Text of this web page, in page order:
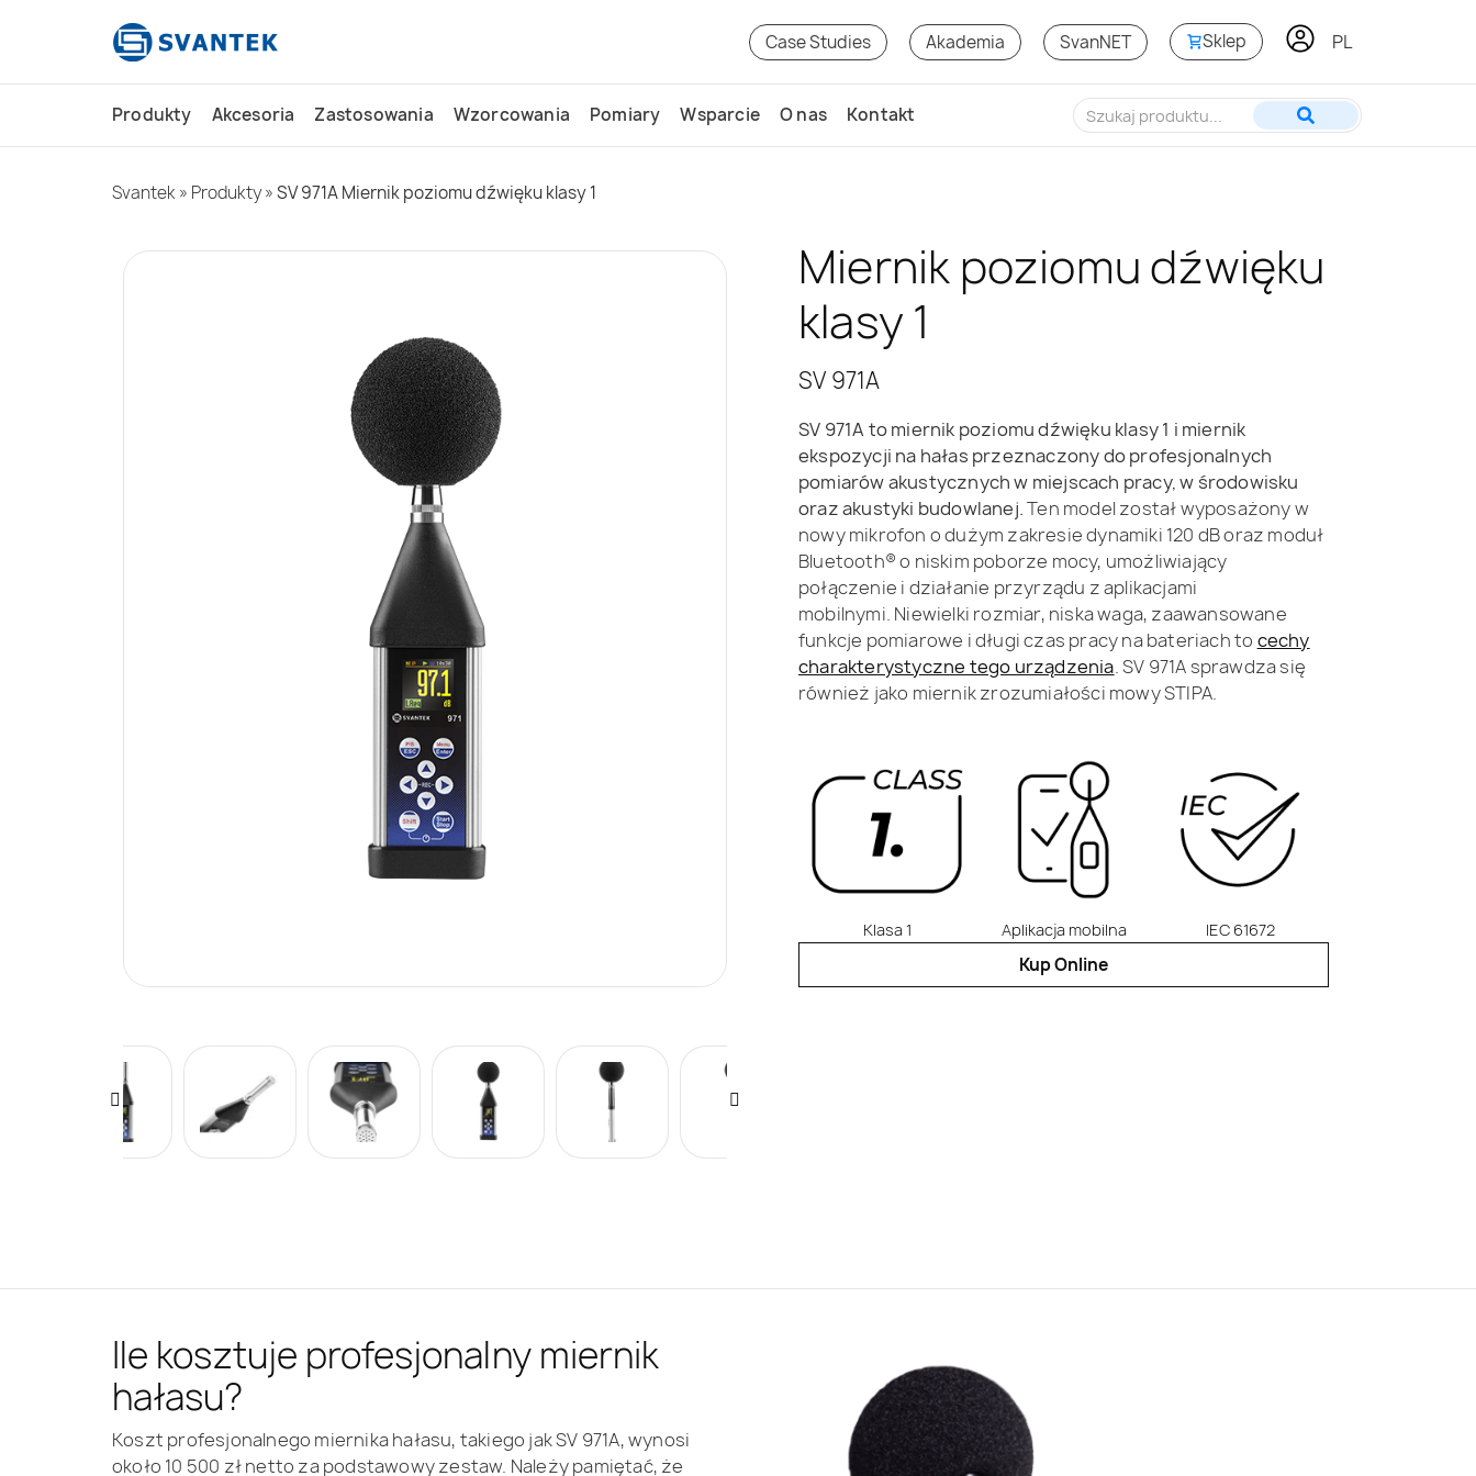
Case Studies Akademia SvanNET Sklep PL
KO
Produkty Akcesoria Zastosowania Wzorcowania Pomiary Wsparcie O nas Kontakt
Svantek» Produkty»SV 971A Miernik poziomu dźwięku klasy 1
Miernik poziomu dźwięku
klasy 1
SV 971A
SV 971A to miernik poziomu dźwięku klasy 1 i miernik
ekspozycji na hałas przeznaczony do profesjonalnych
pomiarów akustycznych w miejscach pracy, w środowisku
oraz akustyki budowlanej.Ten model został wyposażony w
nowy mikrofon o dużym zakresie dynamiki 120 dB oraz moduł
Bluetooth® o niskim poborze mocy, umożliwiający
połączenie i działanie przyrządu z aplikacjami
mobilnymi. Niewielki rozmiar, niska waga, zaawansowane
funkcje pomiarowe i długi czas pracy na bateriach to cechy
charakterystyczne tego urządzenia. SV 971A sprawdza się
również jako miernik zrozumiałości mowy STIPA.
Klasa 1 Aplikacja mobilna IEC 61672
Kup Online
Ile kosztuje profesjonalny miernik
hałasu?
Koszt profesjonalnego miernika hałasu, takiego jak SV 971A, wynosi
około 10 500 zł netto za podstawowy zestaw. Należy pamiętać, że